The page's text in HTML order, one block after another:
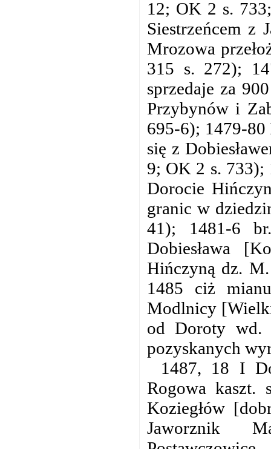
12; OK 2 s.
Siestrzeńcem z
Mrozowa
315 s. 272);
sprzedaje za
Przybynów i
695-6); 1479-80
się z
9; OK 2 s. 733);
Dorocie
granic w
41); 1481-6
Dobiesława
Hińczyną dz.
1485 ciż
Modlnicy
od Doroty wd.
pozyskanych
1487, 18 I
Rogowa kaszt.
Koziegłów
Jaworznik